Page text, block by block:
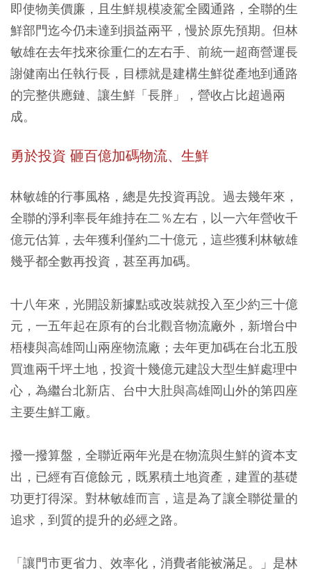
即使物美價廉，且生鮮規模凌駕全國通路，全聯的生
鮮部門迄今仍未達到損益兩平，慢於原先預期。但林
敏雄在去年找來徐重仁的左右手、前統一超商營運長
謝健南出任執行長，目標就是建構生鮮從產地到通路
的完整供應鏈、讓生鮮「長胖」，營收占比超過兩
成。
勇於投資 砸百億加碼物流、生鮮
林敏雄的行事風格，總是先投資再說。過去幾年來，
全聯的淨利率長年維持在二％左右，以一六年營收千
億元估算，去年獲利僅約二十億元，這些獲利林敏雄
幾乎都全數再投資，甚至再加碼。
十八年來，光開設新據點或改裝就投入至少約三十億
元，一五年起在原有的台北觀音物流廠外，新增台中
梧棲與高雄岡山兩座物流廠；去年更加碼在台北五股
買進兩千坪土地，投資十幾億元建設大型生鮮處理中
心，為繼台北新店、台中大肚與高雄岡山外的第四座
主要生鮮工廠。
撥一撥算盤，全聯近兩年光是在物流與生鮮的資本支
出，已經有百億餘元，既累積土地資產，建置的基礎
功更打得深。對林敏雄而言，這是為了讓全聯從量的
追求，到質的提升的必經之路。
「讓門市更省力、效率化，消費者能被滿足。」是林